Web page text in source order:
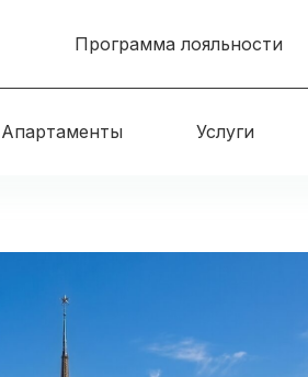
Услуги
Апартаменты
Программа лояльности